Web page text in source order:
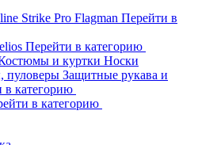
Strike Pro Flagman Перейти в
Перейти в категорию
и куртки Носки
пуловеры Защитные рукава и
в категорию
в категорию